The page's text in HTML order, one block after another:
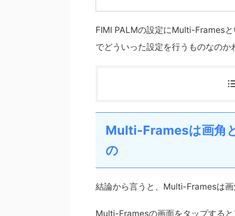
FIMI PALMの設定にMulti-Frames
でどういった設定を行うものなのか
Multi-Framesは画角
の
結論から言うと、Multi-Framesは画
Multi-Framesの画面をタップする